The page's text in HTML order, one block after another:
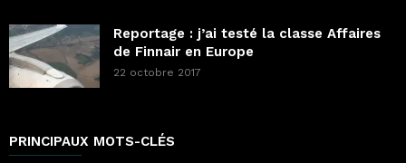
Reportage : j’ai testé la classe Affaires
de Finnair en Europe
22 octobre 2017
PRINCIPAUX MOTS-CLÉS